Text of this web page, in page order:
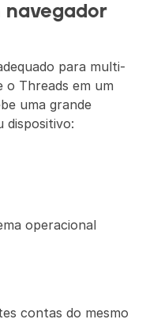
navegador
para multi-
o Threads em um
uma grande
dispositivo:
operacional
contas do mesmo